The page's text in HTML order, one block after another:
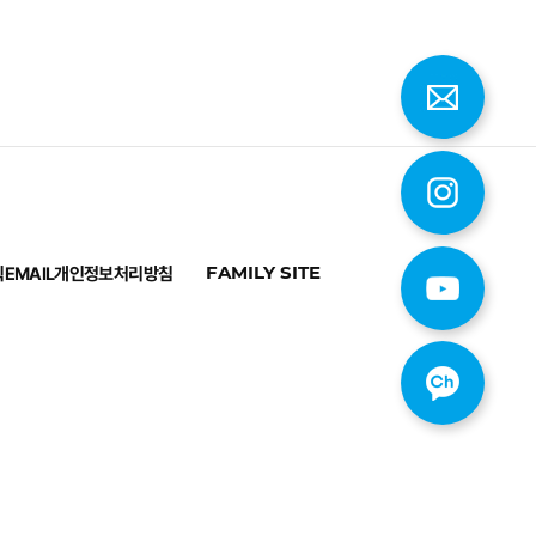
EMAIL개인정보처리방침 FAMILY SITE